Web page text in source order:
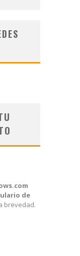
de
brevedad.